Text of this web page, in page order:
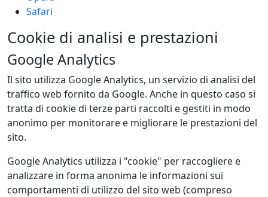
Safari
Cookie di analisi e prestazioni
Google Analytics
Il sito utilizza Google Analytics, un servizio di analisi del
traffico web fornito da Google. Anche in questo caso si
tratta di cookie di terze parti raccolti e gestiti in modo
anonimo per monitorare e migliorare le prestazioni del
sito.
Google Analytics utilizza i "cookie" per raccogliere e
analizzare in forma anonima le informazioni sui
comportamenti di utilizzo del sito web (compreso